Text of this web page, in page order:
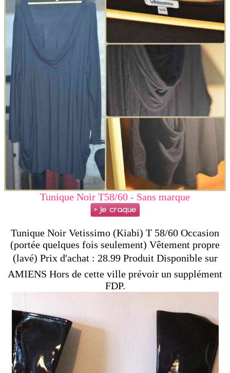
Tunique Noir T58/60 - Sans marque
Tunique Noir Vetissimo (Kiabi) T 58/60 Occasion
(portée quelques fois seulement) Vêtement propre
(lavé) Prix d'achat : 28.99 Produit Disponible sur
AMIENS Hors de cette ville prévoir un supplément
FDP.